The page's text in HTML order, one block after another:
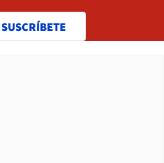
SUSCRÍBETE